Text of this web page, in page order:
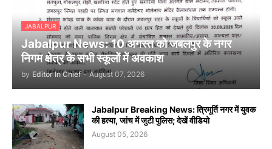
JABALPUR
Jabalpur News: 10 अगस्त को जबलपुर के नगर
निगम क्षेत्र के सभी स्कूलों में अवकाश
by Editor In Chief - August 07, 2026
Jabalpur Breaking News: त्रिमूर्ति नगर में युवक
की हत्या, जांच में जुटी पुलिस; देखें वीडियो
August 05, 2026